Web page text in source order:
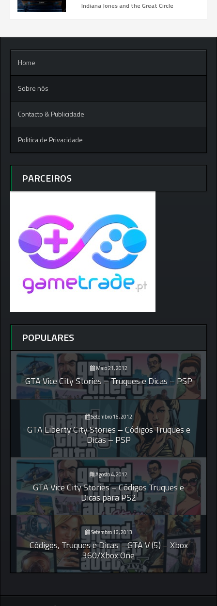
Indiana Jones and the Great Circle
Home
Sobre nós
Contacto & Publicidade
Politica de Privacidade
PARCEIROS
POPULARES
Maio 21, 2012
GTA Vice City Stories – Truques e Dicas – PSP
Setembro 16, 2012
GTA Liberty City Stories – Códigos Truques e
Dicas – PSP
Agosto 4, 2012
GTA Vice City Stories – Códigos Truques e
Dicas para PS2
Setembro 16, 2013
Códigos, Truques e Dicas – GTA V (5) – Xbox
360/Xbox One